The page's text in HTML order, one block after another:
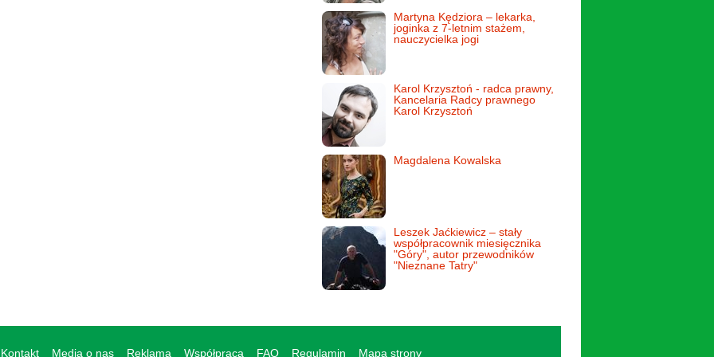
Martyna Kędziora – lekarka,
joginka z 7-letnim stażem,
nauczycielka jogi
Karol Krzysztoń - radca prawny,
Kancelaria Radcy prawnego
Karol Krzysztoń
Magdalena Kowalska
Leszek Jaćkiewicz – stały
współpracownik miesięcznika
"Góry", autor przewodników
"Nieznane Tatry"
Kontakt Media o nas Reklama Współpraca FAQ Regulamin Mapa strony